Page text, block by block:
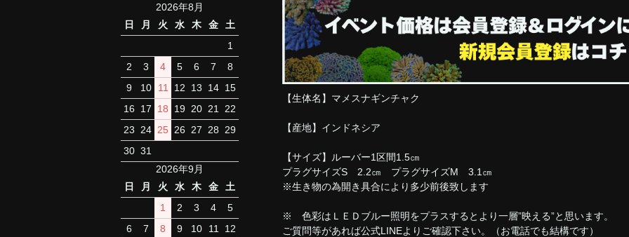
【生体名】マメスナギンチャク
【産地】インドネシア
【サイズ】ルーバー1区間1.5㎝
プラグサイズS 2.2㎝ プラグサイズM 3.1㎝
※生き物の為開き具合により多少前後致します
※ 色彩はＬＥＤブルー照明をプラスするとより一層”映える”と思います。
ご質問等があれば公式LINEよりご確認下さい。（お電話でも結構です）
2026年8月
日
月 火 水 木 金
土
1
2
3 4 5 6 7
8
9
10 11 12 13 14 15
16
17 18 19 20 21
22
23
24 25 26 27 28
29
30 31
2026年9月
日
月 火 水 木 金
土
1
2 3 4
5
6
7 8 9 10 11
12